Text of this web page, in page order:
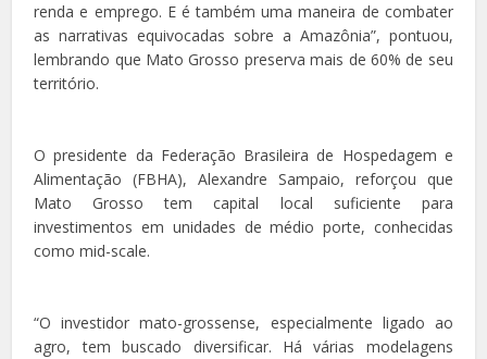
renda e emprego. E é também uma maneira de combater
as narrativas equivocadas sobre a Amazônia”, pontuou,
lembrando que Mato Grosso preserva mais de 60% de seu
território.
O presidente da Federação Brasileira de Hospedagem e
Alimentação (FBHA), Alexandre Sampaio, reforçou que
Mato Grosso tem capital local suficiente para
investimentos em unidades de médio porte, conhecidas
como mid-scale.
“O investidor mato-grossense, especialmente ligado ao
agro, tem buscado diversificar. Há várias modelagens